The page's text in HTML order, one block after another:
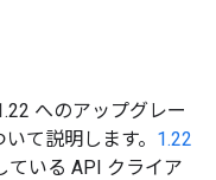
へのアップグレー
て説明します。 1.22
ている API クライア